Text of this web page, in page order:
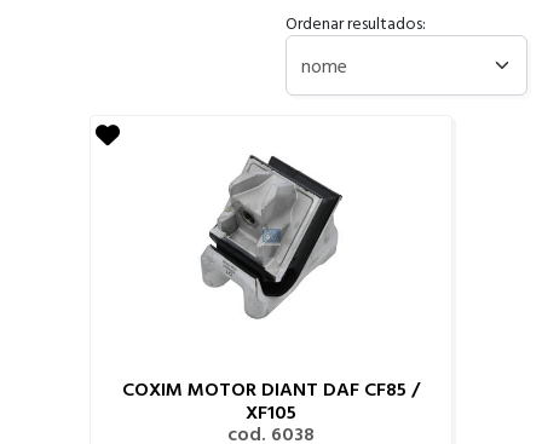
Ordenar resultados:
COXIM MOTOR DIANT DAF CF85 /
XF105
cod. 6038